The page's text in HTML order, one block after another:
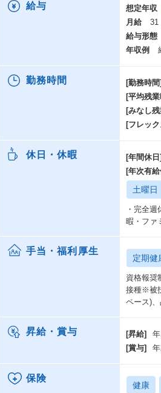
給与 想定年収
月給
31
給与形態
年収例
勤務時間 [勤務時間]
[平均残
[みなし残
[フレッ
休日・休暇 [年間休日]
[年次有
土曜日
・完全
暇・ファ
手当・福利厚生
定期健
資格報奨
接種※被
ペース)
昇給・賞与 [昇給]
[賞与]
保険
健康